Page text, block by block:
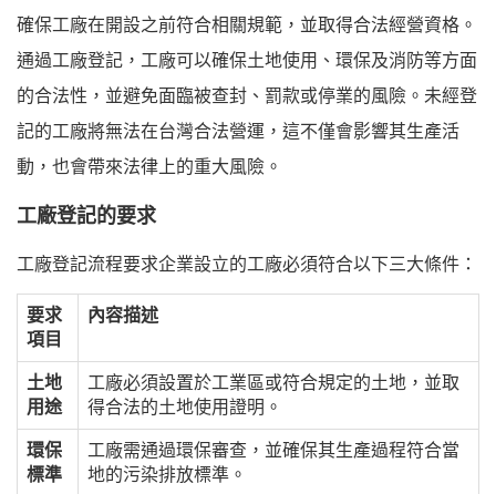
確保工廠在開設之前符合相關規範，並取得合法經營資格。
通過工廠登記，工廠可以確保土地使用、環保及消防等方面
的合法性，並避免面臨被查封、罰款或停業的風險。未經登
記的工廠將無法在台灣合法營運，這不僅會影響其生產活
動，也會帶來法律上的重大風險。
工廠登記的要求
工廠登記流程要求企業設立的工廠必須符合以下三大條件：
要求
項目
內容描述
土地
用途
工廠必須設置於工業區或符合規定的土地，並取
得合法的土地使用證明。
環保
標準
工廠需通過環保審查，並確保其生產過程符合當
地的污染排放標準。